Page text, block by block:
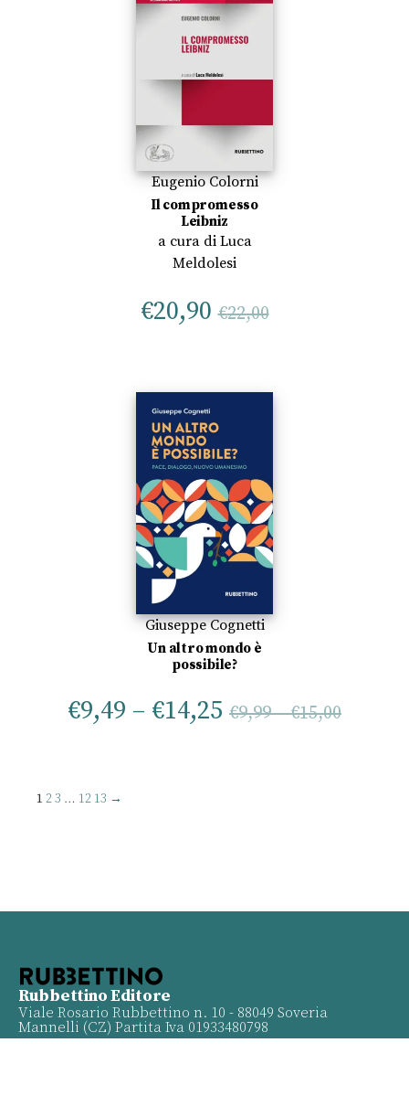
Eugenio Colorni
Il compromesso
Leibniz
a cura di Luca
Meldolesi
€20,90 €22,00
Giuseppe Cognetti
Un altro mondo è
possibile?
€9,49 – €14,25 €9,99–€15,00
1 23 … 12 13 →
Rubbettino Editore
Viale Rosario Rubbettino n. 10 - 88049 Soveria
Mannelli (CZ) Partita Iva 01933480798